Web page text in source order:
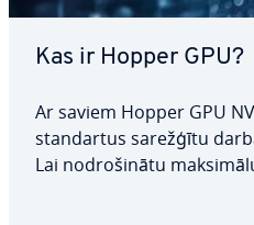
Kas ir Hopper GPU?
Ar saviem Hopper GPU
stan­dar­tus sarežģītu
Lai no­dro­ši­nā­tu